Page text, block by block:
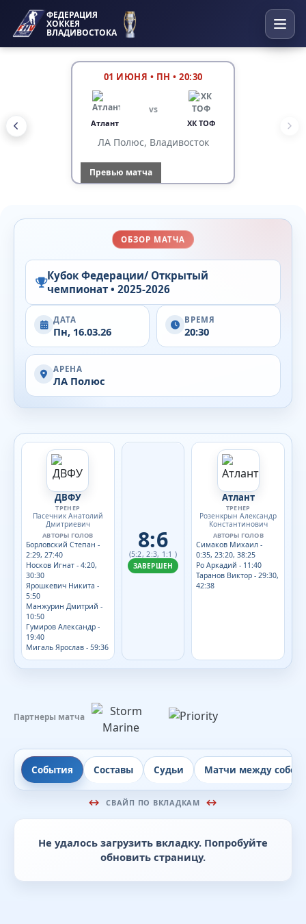
ФЕДЕРАЦИЯ
ХОККЕЯ
ВЛАДИВОСТОКА
01 ИЮНЯ • ПН • 20:30
Атлант
vs
ХК ТОФ
ЛА Полюс, Владивосток
Превью матча
ОБЗОР МАТЧА
Кубок Федерации/ Открытый
чемпионат • 2025-2026
ДАТА
Пн, 16.03.26
ВРЕМЯ
20:30
АРЕНА
ЛА Полюс
ДВФУ
ТРЕНЕР
Пасечник Анатолий
Дмитриевич
АВТОРЫ ГОЛОВ
Борловский Степан -
2:29, 27:40
Носков Игнат - 4:20,
30:30
Ярошкевич Никита -
5:50
Манжурин Дмитрий -
10:50
Гумиров Александр -
19:40
Мигаль Ярослав - 59:36
8:6
(5:2, 2:3, 1:1 )
ЗАВЕРШЕН
Атлант
ТРЕНЕР
Розенкрын Александр
Константинович
АВТОРЫ ГОЛОВ
Симаков Михаил -
0:35, 23:20, 38:25
Ро Аркадий - 11:40
Таранов Виктор - 29:30,
42:38
Партнеры матча
События Составы Судьи Матчи между собой
СВАЙП ПО ВКЛАДКАМ
Не удалось загрузить вкладку. Попробуйте
обновить страницу.